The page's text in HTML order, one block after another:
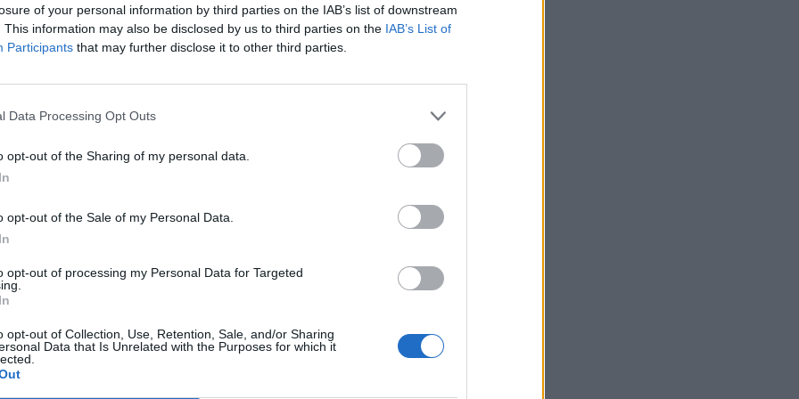
of your personal information by third parties on the IAB’s list of downstream
This information may also be disclosed by us to third parties on the IAB’s List of
Participants that may further disclose it to other third parties.
Data Processing Opt Outs
opt-out of the Sharing of my personal data.
opt-out of the Sale of my Personal Data.
opt-out of processing my Personal Data for Targeted
opt-out of Collection, Use, Retention, Sale, and/or Sharing
Data that Is Unrelated with the Purposes for which it
írja a France24.
Forum 2026Átalakulóban a magyar gazdaságpolitika, a választások után
és jelentkezésA francia államfőhöz közel álló források...
portfolio.hu hírarchívumához tartozik, melynek olvasása előfizetéses
cikkarchívum
elmúlt 2 év napon belüli
Előfizetés